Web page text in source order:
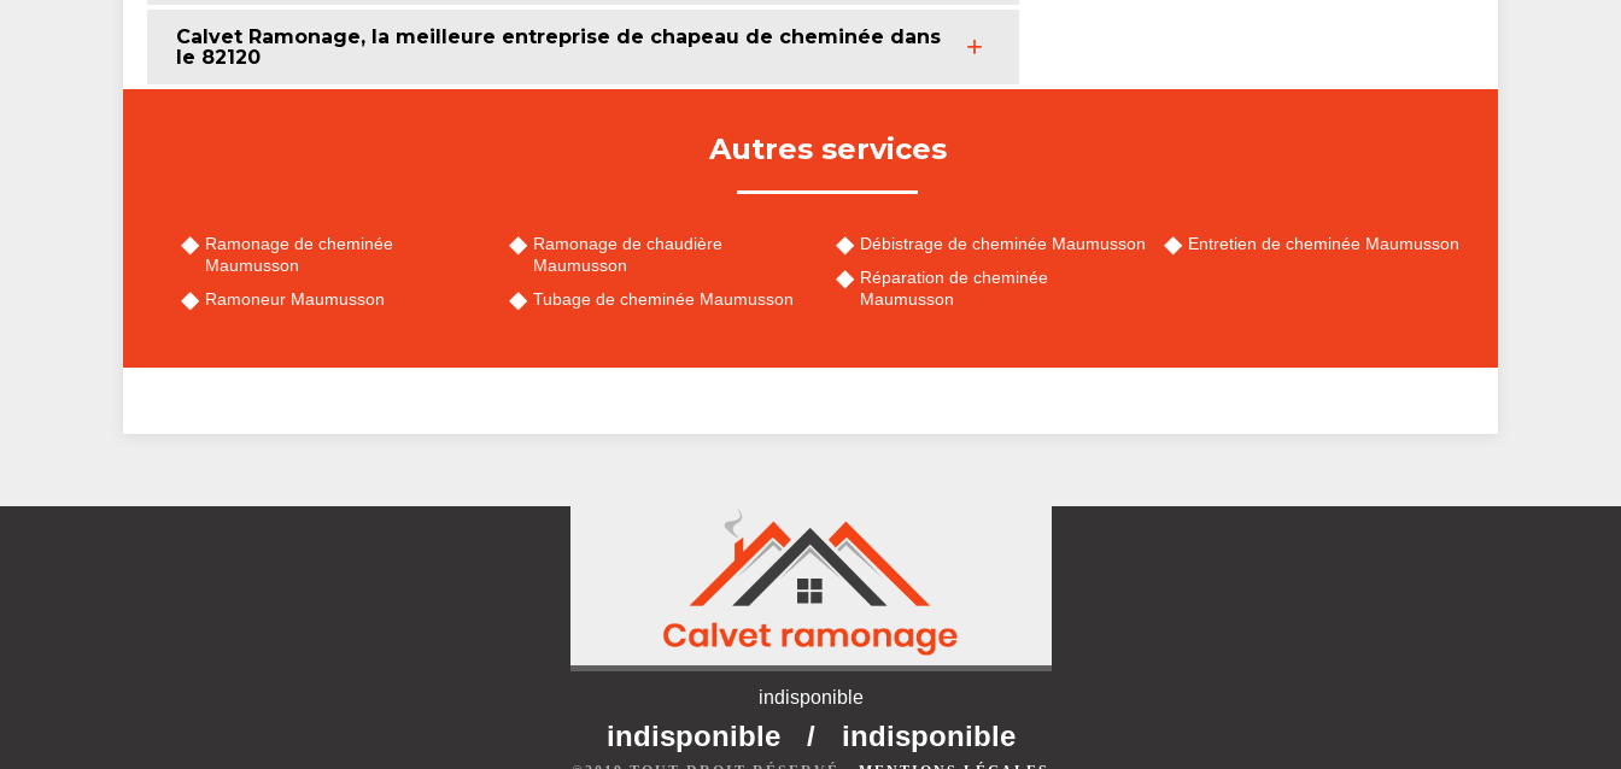
Calvet Ramonage, la meilleure entreprise de chapeau de cheminée dans
le 82120
Autres services
Ramonage de cheminée
Maumusson
Ramoneur Maumusson
Ramonage de chaudière
Maumusson
Tubage de cheminée Maumusson
Débistrage de cheminée Maumusson
Réparation de cheminée
Maumusson
Entretien de cheminée Maumusson
indisponible
indisponible / indisponible